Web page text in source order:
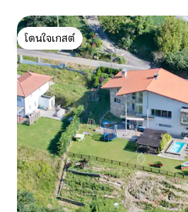
โดนใจเกสต์
โดนใจเกสต์